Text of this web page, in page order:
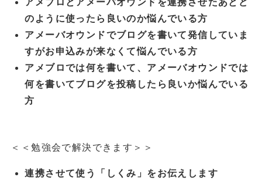
アメブロとアメーバオウンドを連携させたあとど
のように使ったら良いのか悩んでいる方
アメーバオウンドでブログを書いて発信していま
すがお申込みが来なくて悩んでいる方
アメブロでは何を書いて、アメーバオウンドでは
何を書いてブログを投稿したら良いか悩んでいる
方
＜＜勉強会で解決できます＞＞
連携させて使う「しくみ」をお伝えします